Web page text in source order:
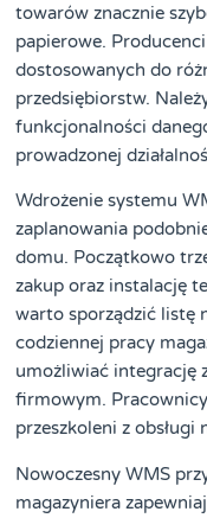
towarów znacznie
papierowe.
dostosowanych do
przedsiębiorstw.
funkcjonalności
prowadzonej
Wdrożenie systemu
zaplanowania
domu. Początkowo
zakup oraz instalację
warto sporządzić listę
codziennej pracy
umożliwiać integrację
firmowym.
przeszkoleni z obsługi
Nowoczesny WMS
magazyniera